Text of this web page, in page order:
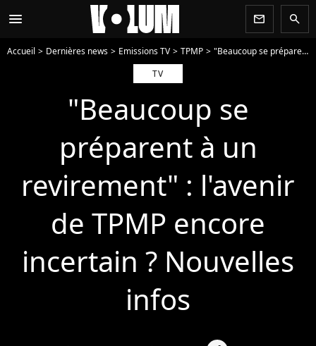
menu newsletter search
Accueil Dernières news Emissions TV TPMP
"Beaucoup se préparent à un revirement" : l'avenir de TPMP encore incertain ? Nouvelles infos
TV
"Beaucoup se
préparent à un
revirement" : l'avenir
de TPMP encore
incertain ? Nouvelles
infos